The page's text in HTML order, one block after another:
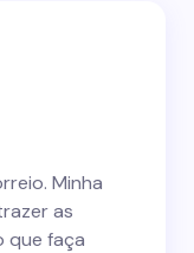
Minha
as
que faça